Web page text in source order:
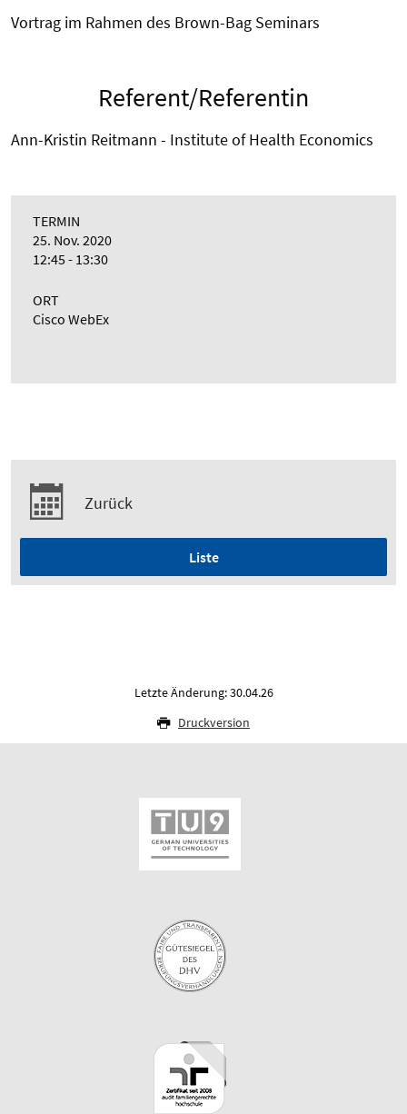
Vortrag im Rahmen des Brown-Bag Seminars
Referent/Referentin
Ann-Kristin Reitmann - Institute of Health Economics
TERMIN
25. Nov. 2020
12:45 - 13:30
ORT
Cisco WebEx
Zurück
Liste
Letzte Änderung: 30.04.26
Druckversion